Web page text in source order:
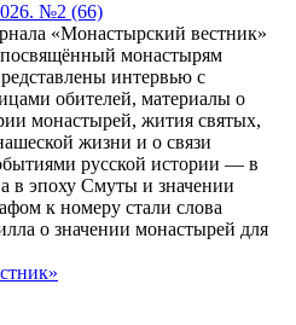
№2 (66)
«Монастырский вестник»
монастырям
интервью с
обителей, материалы о
монастырей, жития святых,
жизни и о связи
русской истории — в
в эпоху Смуты и значении
к номеру стали слова
о значении монастырей для